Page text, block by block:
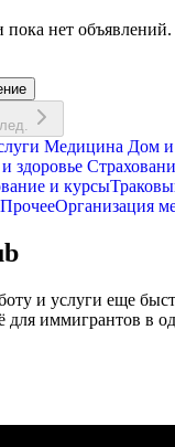
пока нет
Медицина Дом и
здоровье
и курсы
ПрочееОрганизация
и услуги еще
иммигрантов в